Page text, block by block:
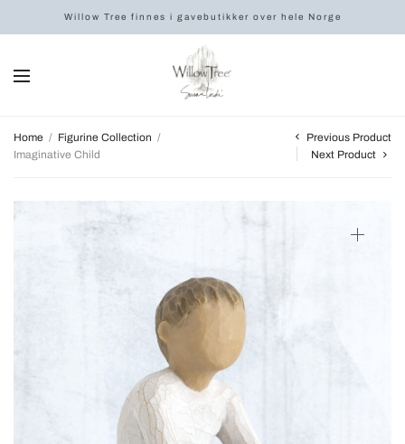
Willow Tree finnes i gavebutikker over hele Norge
Home / Figurine Collection /
Imaginative Child
Previous Product
Next Product